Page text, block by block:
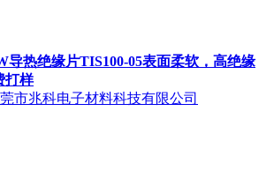
导热绝缘片TIS100-05表面柔软，高绝缘
打样
市兆科电子材料科技有限公司